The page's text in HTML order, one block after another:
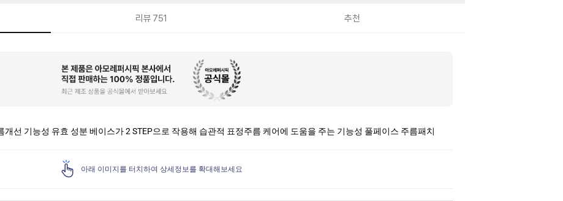
리뷰 751 추천
선 기능성 유효 성분 베이스가 2 STEP으로 작용해 습관적 표정주름 케어에 도움을 주는 기능성 풀페이스 주름패치
아래 이미지를 터치하여 상세정보를 확대해보세요